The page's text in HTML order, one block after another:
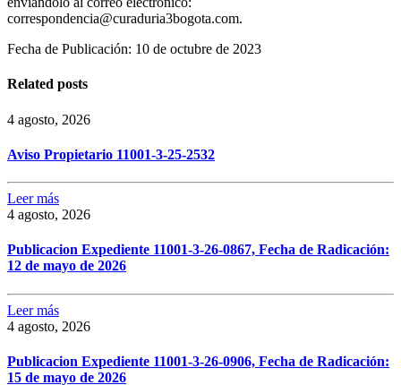
correspondencia@curaduria3bogota.com.
Fecha de Publicación: 10 de octubre de 2023
Related posts
4 agosto, 2026
Aviso Propietario 11001-3-25-2532
Leer más
4 agosto, 2026
Publicacion Expediente 11001-3-26-0867, Fecha de Radicación:
12 de mayo de 2026
Leer más
4 agosto, 2026
Publicacion Expediente 11001-3-26-0906, Fecha de Radicación:
15 de mayo de 2026